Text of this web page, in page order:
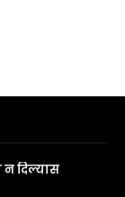
न दिल्यास